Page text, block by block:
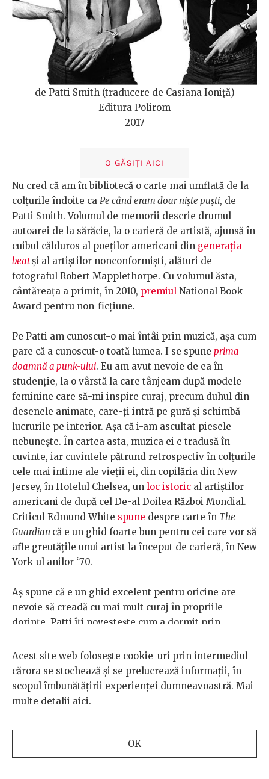
de Patti Smith (traducere de Casiana Ioniță)
Editura Polirom
2017
O GĂSIȚI AICI
Nu cred că am în bibliotecă o carte mai umflată de la
colțurile îndoite ca Pe când eram doar niște puști, de
Patti Smith. Volumul de memorii descrie drumul
autoarei de la sărăcie, la o carieră de artistă, ajunsă în
cuibul călduros al poeților americani din generația
beatși al artiștilor nonconformiști, alături de
fotograful Robert Mapplethorpe. Cu volumul ăsta,
cântăreața a primit, în 2010, premiul National Book
Award pentru non-ficțiune.
Pe Patti am cunoscut-o mai întâi prin muzică, așa cum
pare că a cunoscut-o toată lumea. I se spune prima
doamnă a punk-ului. Eu am avut nevoie de ea în
studenție, la o vârstă la care tânjeam după modele
feminine care să-mi inspire curaj, precum duhul din
desenele animate, care-ți intră pe gură și schimbă
lucrurile pe interior. Așa că i-am ascultat piesele
nebunește. În cartea asta, muzica ei e tradusă în
cuvinte, iar cuvintele pătrund retrospectiv în colțurile
cele mai intime ale vieții ei, din copilăria din New
Jersey, în Hotelul Chelsea, un loc istoric al artiștilor
americani de după cel De-al Doilea Război Mondial.
Criticul Edmund White spune despre carte în The
Guardian că e un ghid foarte bun pentru cei care vor să
afle greutățile unui artist la început de carieră, în New
York-ul anilor ‘70.
Aș spune că e un ghid excelent pentru oricine are
nevoie să creadă cu mai mult curaj în propriile
dorințe. Patti îți povestește cum a dormit prin
schimbat joburi fără personalitate și o face cu
sentimentul împăcării, cu o dragoste pentru viață cu
care învinge orice suferință. Revolta și-o concentează
în lupta pentru devenirea sa. Alături de ea a crescut
moștenireunul dintre cele mai apreciate studii
fotografice asupra corpului uman și al
homosexualității. Pentru magia și împăcarea cu viața,
Acest site web folosește cookie-uri prin intermediul
cărora se stochează și se prelucrează informații, în
scopul îmbunătățirii experienței dumneavoastră. Mai
multe detalii aici.
OK